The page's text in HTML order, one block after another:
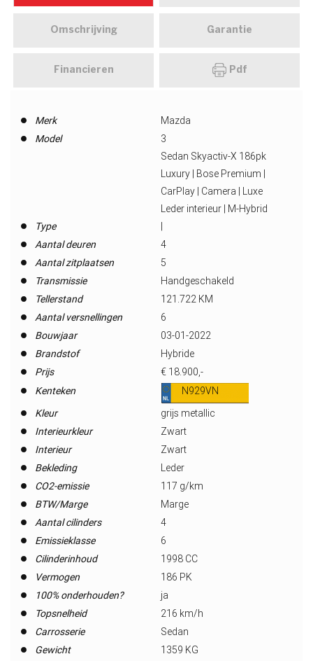
Omschrijving Garantie
Financieren Pdf
Merk
Mazda
Model
3
Type
Sedan Skyactiv-X 186pk
Luxury | Bose Premium |
CarPlay | Camera | Luxe
Leder interieur | M-Hybrid
Aantal deuren
4
Aantal zitplaatsen
5
Transmissie
Handgeschakeld
Tellerstand
121.722 KM
Aantal versnellingen
6
Bouwjaar
03-01-2022
Brandstof
Hybride
Prijs
€ 18.900,-
Kenteken
N929VN
Kleur
grijs metallic
Interieurkleur
Zwart
Interieur
Zwart
Bekleding
Leder
CO2-emissie
117 g/km
BTW/Marge
Marge
Aantal cilinders
4
Emissieklasse
6
Cilinderinhoud
1998 CC
Vermogen
186 PK
100% onderhouden?
ja
Topsnelheid
216 km/h
Carrosserie
Sedan
Gewicht
1359 KG